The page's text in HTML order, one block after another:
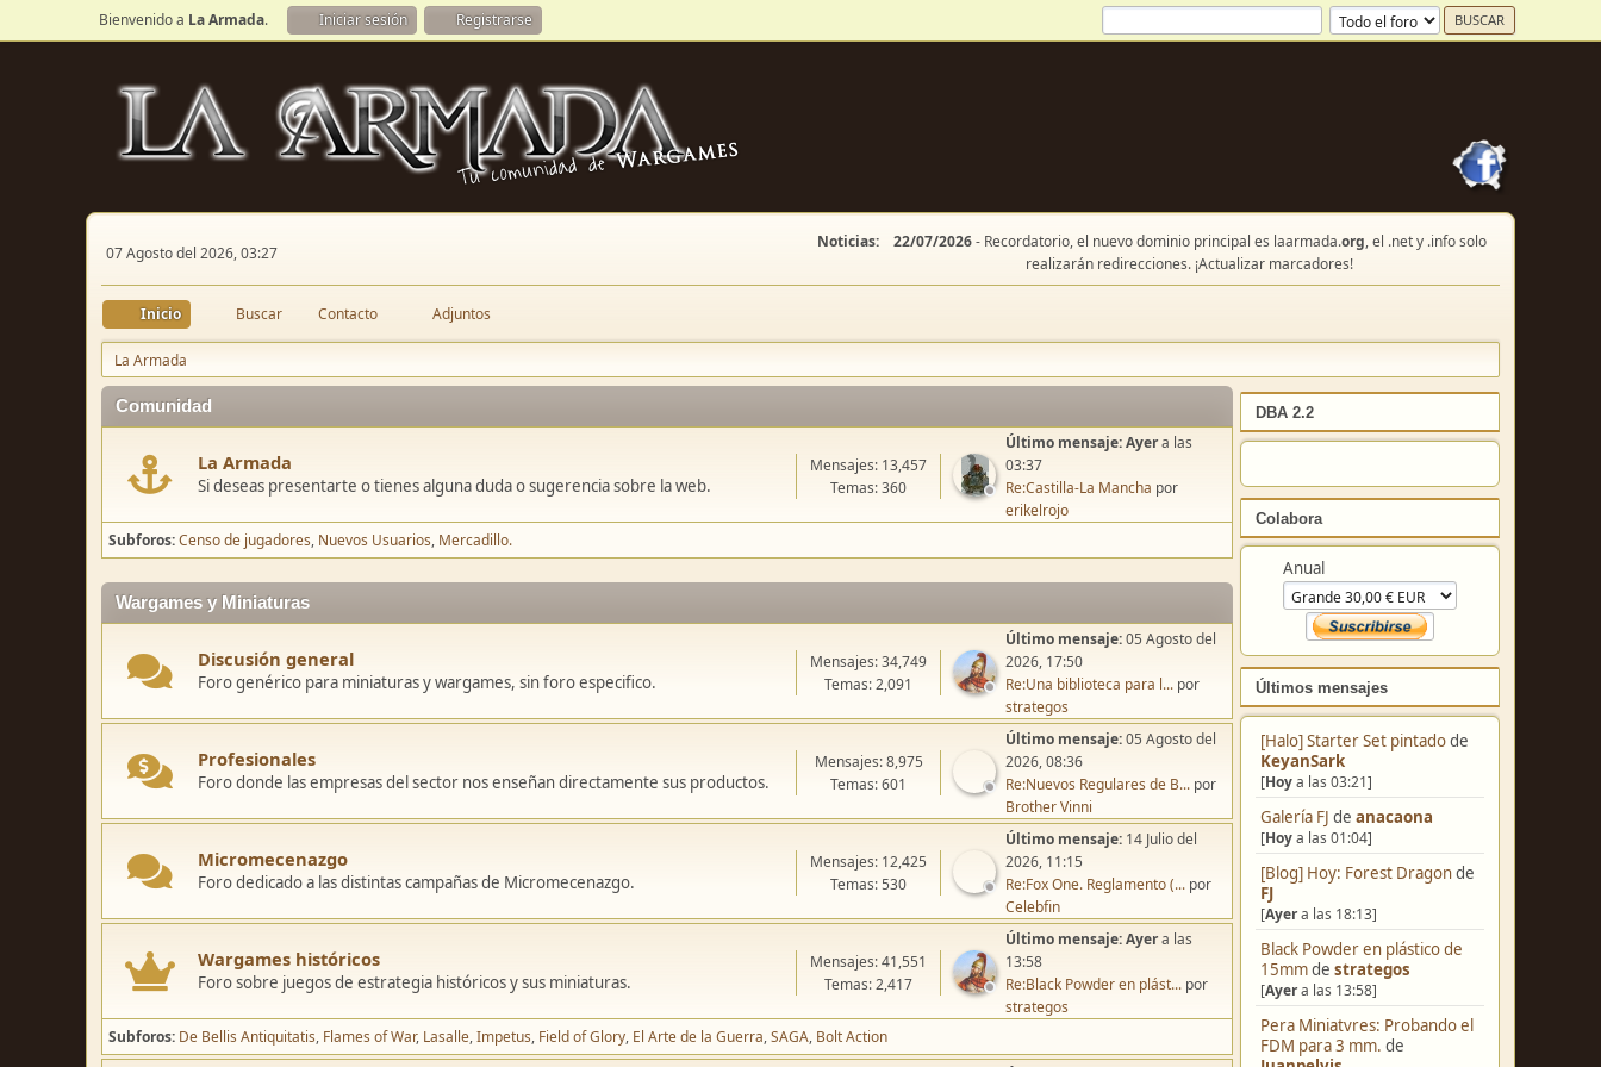
Bienvenido a La Armada. Iniciar sesión Registrarse
07 Agosto del 2026, 03:27
Noticias: 22/07/2026- Recordatorio, el nuevo dominio principal es laarmada.org, el .net y .info solo
realizarán redirecciones. ¡Actualizar marcadores!
Inicio Buscar Contacto Adjuntos
La Armada
DBA 2.2
Colabora
Anual
Últimos mensajes
[Halo] Starter Set pintado
KeyanSark
[Hoya las 03:21]
Galería FJ
[Hoya las 01:04]
[Blog] Hoy: Forest Dragonde
FJ
[Ayer a las 18:13]
Black Powder en plástico de
15mmdestrategos
Comunidad
La Armada
Si deseas presentarte o tienes alguna duda o sugerencia sobre la web.
Mensajes: 13,457
Temas: 360
Último mensaje:Ayera las
03:37
Re:Castilla-La Mancha por
erikelrojo
Subforos Censo de jugadores Nuevos Usuarios Mercadillo.
Wargames y Miniaturas
Discusión general
Foro genérico para miniaturas y wargames, sin foro especifico.
Mensajes: 34,749
Temas: 2,091
Último mensaje:05 Agosto del
2026, 17:50
Re:Una biblioteca para l... por
strategos
Profesionales
Foro donde las empresas del sector nos enseñan directamente sus productos.
Mensajes: 8,975
Temas: 601
Último mensaje:05 Agosto del
2026, 08:36
Re:Nuevos Regulares de B... por
Brother Vinni
Micromecenazgo
Foro dedicado a las distintas campañas de Micromecenazgo.
Mensajes: 12,425
Temas: 530
Último mensaje: 14 Julio del
2026, 11:15
Re:Fox One. Reglamento (... por
Celebfin
Wargames históricos
Foro sobre juegos de estrategia históricos y sus miniaturas.
Mensajes: 41,551
Temas: 2,417
Último mensaje:Ayera las
13:58
Re:Black Powder en plást... por
strategos
Subforos De Bellis Antiquitatis Flames of War Lasalle Impetus Field of Glory El Arte de la Guerra SAGA Bolt Action